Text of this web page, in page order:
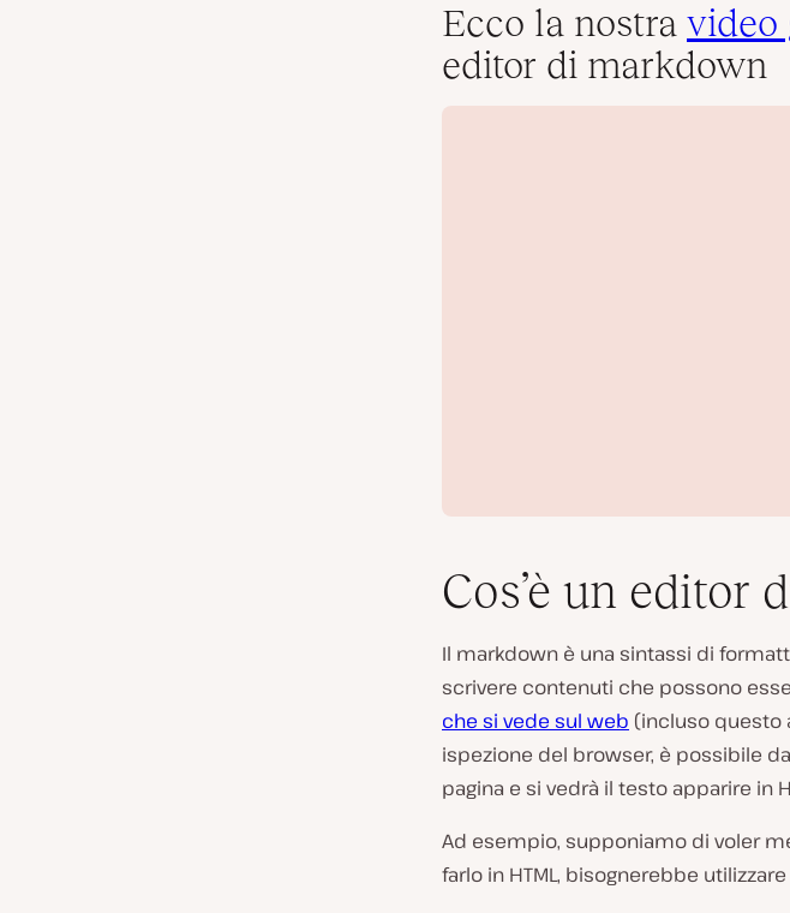
Ecco la nostra video
editor di markdown
i
r
Cos’è un editor
Il markdown è una sintassi di
scrivere contenuti che possono
che si vede sul web (incluso questo
ispezione del browser, è possibile
pagina e si vedrà il testo apparire in
Ad esempio, supponiamo di voler
farlo in HTML, bisognerebbe